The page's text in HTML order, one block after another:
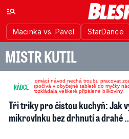
Macinka vs. Pavel StarDance
MISTR KUTIL
RÁDCE
Tři triky pro čistou kuchyň: Jak
mikrovlnku bez drhnutí a drahé